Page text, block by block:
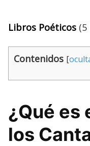
Libros Poéticos
Contenidos [
¿Qué es
los